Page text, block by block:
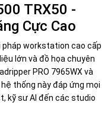
TRX50 -
Cực Cao
pháp workstation cao cấp
lớn và đồ họa chuyên
PRO 7965WX và
hệ thống này đáp ứng mọi
kỹ sư AI đến các studio